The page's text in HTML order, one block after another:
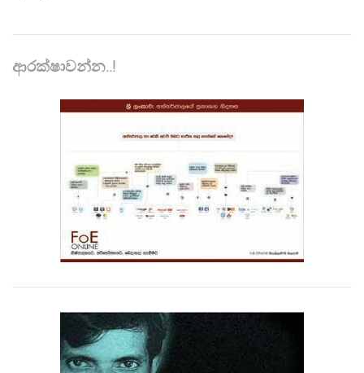
ආරක්ෂාවන්න..!